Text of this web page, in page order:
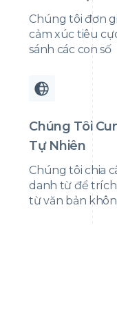
Chúng tôi đơn
cảm xúc tiêu
sánh các con số
Chúng Tôi
Tự Nhiên
Chúng tôi chia
danh từ để trích
từ văn bản